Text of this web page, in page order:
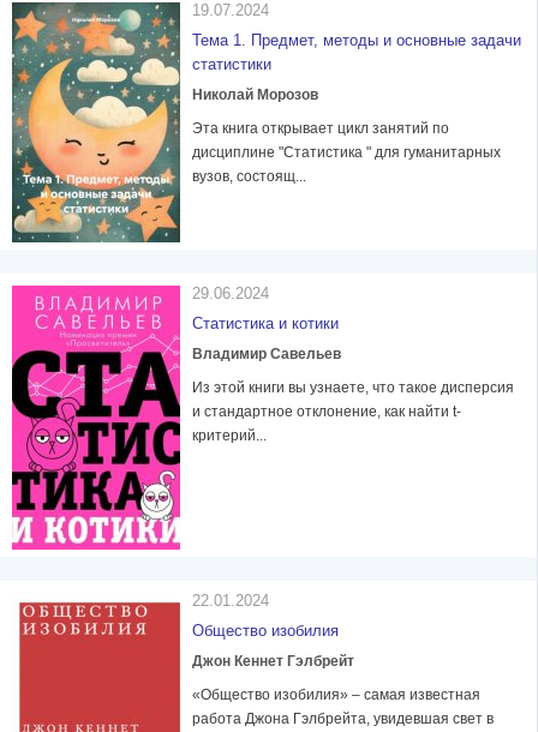
19.07.2024
Тема 1. Предмет, методы и основные задачи
статистики
Николай Морозов
Эта книга открывает цикл занятий по
дисциплине "Статистика " для гуманитарных
вузов, состоящ...
29.06.2024
Статистика и котики
Владимир Савельев
Из этой книги вы узнаете, что такое дисперсия
и стандартное отклонение, как найти t-
критерий...
22.01.2024
Общество изобилия
Джон Кеннет Гэлбрейт
«Общество изобилия» – самая известная
работа Джона Гэлбрейта, увидевшая свет в